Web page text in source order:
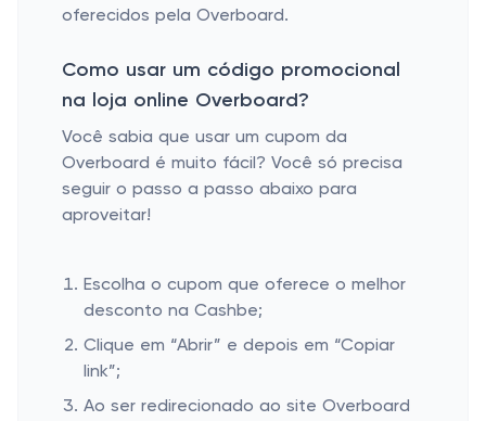
oferecidos pela Overboard.
Como usar um código promocional
na loja online Overboard?
Você sabia que usar um cupom da
Overboard é muito fácil? Você só precisa
seguir o passo a passo abaixo para
aproveitar!
Escolha o cupom que oferece o melhor
desconto na Cashbe;
Clique em “Abrir” e depois em “Copiar
link”;
Ao ser redirecionado ao site Overboard